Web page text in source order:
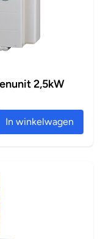
2,5kW
In winkelwagen